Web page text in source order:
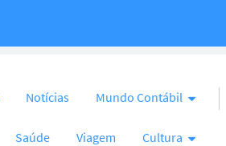
Notícias Mundo Contábil
Saúde Viagem Cultura